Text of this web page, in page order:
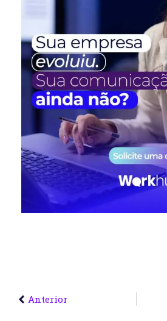
Anterior